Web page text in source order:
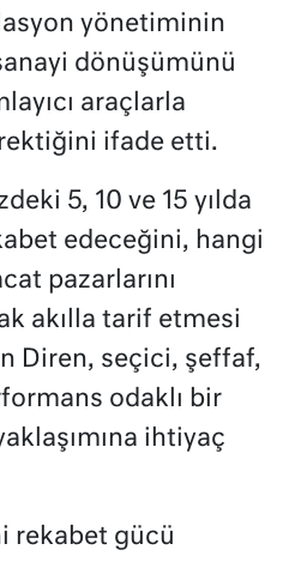
yönetiminin
dönüşümünü
araçlarla
ifade etti.
5, 10 ve 15 yılda
edeceğini, hangi
pazarlarını
akılla tarif etmesi
Diren, seçici, şeffaf,
odaklı bir
ihtiyaç
rekabet gücü